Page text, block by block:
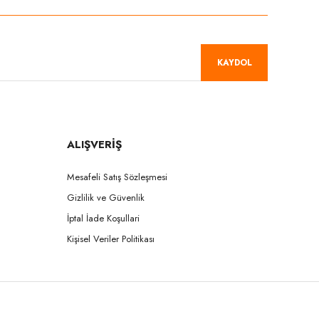
KAYDOL
ALIŞVERİŞ
Mesafeli Satış Sözleşmesi
Gizlilik ve Güvenlik
İptal İade Koşullari
Kişisel Veriler Politikası